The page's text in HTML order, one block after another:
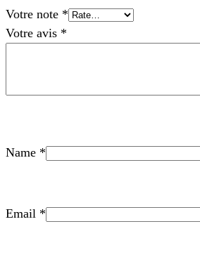
Votre note *
Votre avis *
Name *
Email *